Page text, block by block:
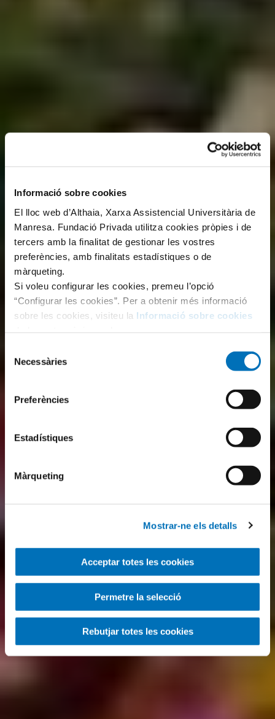
Informació sobre cookies
El lloc web d’Althaia, Xarxa Assistencial Universitària de
Manresa. Fundació Privada utilitza cookies pròpies i de
tercers amb la finalitat de gestionar les vostres
preferències, amb finalitats estadístiques o de
màrqueting.
Si voleu configurar les cookies, premeu l’opció
“Configurar les cookies”. Per a obtenir més informació
sobre les cookies, visiteu la Informació sobre cookies
Necessàries
Preferències
Estadístiques
Màrqueting
Mostrar-ne els detalls
Acceptar totes les cookies
Permetre la selecció
Rebutjar totes les cookies